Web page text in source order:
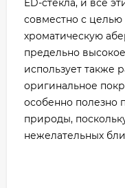
совместно с
хроматическую
предельно
использует также
оригинальное
особенно полезно
природы,
нежелательных